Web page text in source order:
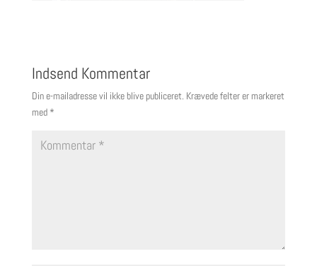
Indsend Kommentar
Din e-mailadresse vil ikke blive publiceret. Krævede felter er markeret
med *